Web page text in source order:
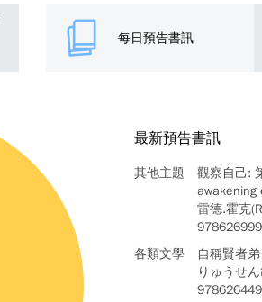
每日預告書訊
最新預告書訊
其他主題
觀察自己:
awakening
雷德.霍克
各類文學
自稱賢者
りゅうせ